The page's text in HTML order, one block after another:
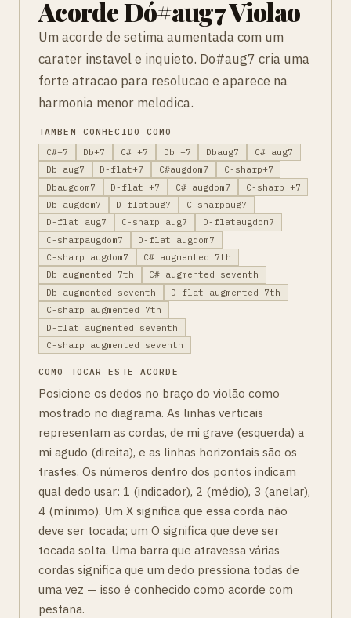
Acorde Dó#aug7 Violao
Um acorde de setima aumentada com um
carater instavel e inquieto. Do#aug7 cria uma
forte atracao para resolucao e aparece na
harmonia menor melodica.
TAMBEM CONHECIDO COMO
C#+7
Db+7 C# +7 Db +7 Dbaug7
C# aug7
Db aug7
D-flat+7 C#augdom7
C-sharp+7
Dbaugdom7
D-flat +7 C# augdom7
C-sharp +7
Db augdom7
D-flataug7
C-sharpaug7
D-flat aug7
C-sharp aug7
D-flataugdom7
C-sharpaugdom7
D-flat augdom7
C-sharp augdom7
C# augmented 7th
Db augmented 7th
C# augmented seventh
Db augmented seventh
D-flat augmented 7th
C-sharp augmented 7th
D-flat augmented seventh
C-sharp augmented seventh
COMO TOCAR ESTE ACORDE
Posicione os dedos no braço do violão como
mostrado no diagrama. As linhas verticais
representam as cordas, de mi grave (esquerda) a
mi agudo (direita), e as linhas horizontais são os
trastes. Os números dentro dos pontos indicam
qual dedo usar: 1 (indicador), 2 (médio), 3 (anelar),
4 (mínimo). Um X significa que essa corda não
deve ser tocada; um O significa que deve ser
tocada solta. Uma barra que atravessa várias
cordas significa que um dedo pressiona todas de
uma vez — isso é conhecido como acorde com
pestana.